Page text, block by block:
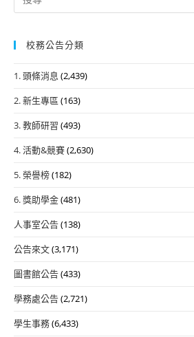
for:
校務公告分類
1. 頭條消息 (2,439)
2. 新生專區 (163)
3. 教師研習 (493)
4. 活動&競賽(2,630)
5. 榮譽榜(182)
6. 獎助學金(481)
人事室公告(138)
公告來文(3,171)
圖書館公告(433)
學務處公告(2,721)
學生事務(6,433)